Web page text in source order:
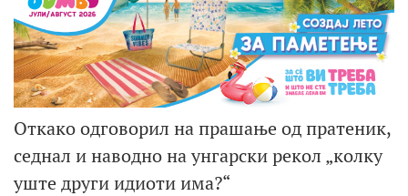
Откако одговорил на прашање од пратеник,
седнал и наводно на унгарски рекол „колку
уште други идиоти има?“